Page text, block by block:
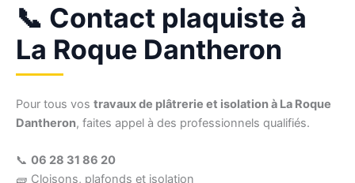
📞 Contact plaquiste à
La Roque Dantheron
Pour tous vos travaux de plâtrerie et isolation à La Roque
Dantheron, faites appel à des professionnels qualifiés.
📞 06 28 31 86 20
🧱 Cloisons, plafonds et isolation